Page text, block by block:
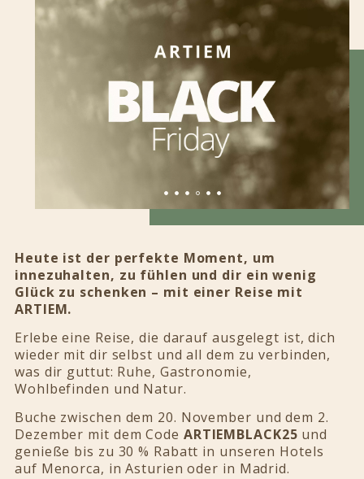
Heute ist der perfekte Moment, um
innezuhalten, zu fühlen und dir ein wenig
Glück zu schenken – mit einer Reise mit
ARTIEM.
Erlebe eine Reise, die darauf ausgelegt ist, dich
wieder mit dir selbst und all dem zu verbinden,
was dir guttut: Ruhe, Gastronomie,
Wohlbefinden und Natur.
Buche zwischen dem 20. November und dem 2.
Dezember mit dem Code ARTIEMBLACK25 und
genieße bis zu 30 % Rabatt in unseren Hotels
auf Menorca, in Asturien oder in Madrid.